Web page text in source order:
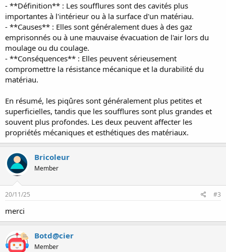
- **Définition** : Les soufflures sont des cavités plus
importantes à l'intérieur ou à la surface d'un matériau.
- **Causes** : Elles sont généralement dues à des gaz
emprisonnés ou à une mauvaise évacuation de l'air lors du
moulage ou du coulage.
- **Conséquences** : Elles peuvent sérieusement
compromettre la résistance mécanique et la durabilité du
matériau.
En résumé, les piqûres sont généralement plus petites et
superficielles, tandis que les soufflures sont plus grandes et
souvent plus profondes. Les deux peuvent affecter les
propriétés mécaniques et esthétiques des matériaux.
Bricoleur
Member
20/11/25 #3
merci
Botd@cier
Member